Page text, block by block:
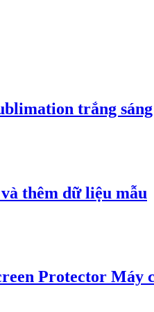
trắng sáng
thêm dữ liệu mẫu
Protector Máy